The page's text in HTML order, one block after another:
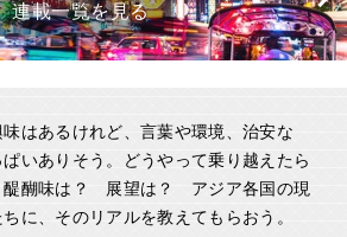
連載一覧を見る
はあるけれど、言葉や環境、治安な
いありそう。どうやって乗り越えたら
醐味は？ 展望は？ アジア各国の現
に、そのリアルを教えてもらおう。